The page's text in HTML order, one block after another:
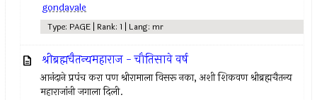
gondavale
Type: PAGE | Rank: 1 | Lang: mr
श्रीब्रह्मचैतन्यमहाराज - चौतिसावे वर्ष
आनंदाने प्रपंच करा पण श्रीरामाला विसरू नका, अशी शिकवण श्रीब्रह्मचैतन्य
महाराजांनी जगाला दिली.